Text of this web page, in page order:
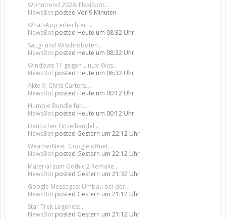
Wohntrend 2026: FlexiSpot...
NewsBot posted Vor 9 Minuten
WhatsApp erleichtert...
NewsBot posted Heute um 08:32 Uhr
Saug- und Wischroboter:...
NewsBot posted Heute um 08:32 Uhr
Windows 11 gegen Linux: Was...
NewsBot posted Heute um 06:32 Uhr
Akte X: Chris Carters...
NewsBot posted Heute um 00:12 Uhr
Humble Bundle für...
NewsBot posted Heute um 00:12 Uhr
Deutscher Einzelhandel...
NewsBot posted Gestern um 22:12 Uhr
WeatherNext: Google öffnet...
NewsBot posted Gestern um 22:12 Uhr
Material zum Gothic 2 Remake...
NewsBot posted Gestern um 21:32 Uhr
Google Messages: Umbau bei der...
NewsBot posted Gestern um 21:12 Uhr
Star Trek Legends:...
NewsBot posted Gestern um 21:12 Uhr